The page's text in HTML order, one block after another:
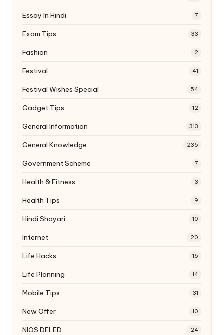
Essay In Hindi 7
Exam Tips 33
Fashion 2
Festival 41
Festival Wishes Special 54
Gadget Tips 12
General Information 313
General Knowledge 236
Government Scheme 7
Health & Fitness 3
Health Tips 9
Hindi Shayari 10
Internet 20
Life Hacks 15
Life Planning 14
Mobile Tips 31
New Offer 10
NIOS DELED 24